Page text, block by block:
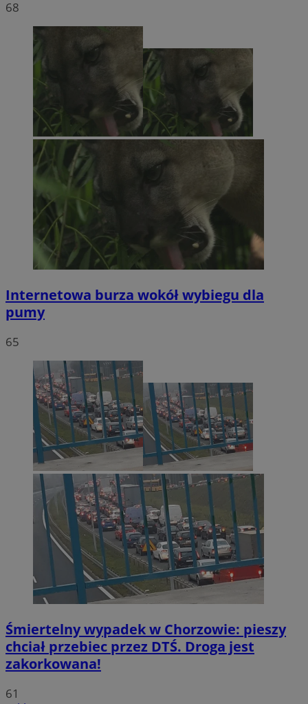
68
Internetowa burza wokół wybiegu dla
pumy
65
Śmiertelny wypadek w Chorzowie: pieszy
chciał przebiec przez DTŚ. Droga jest
zakorkowana!
61